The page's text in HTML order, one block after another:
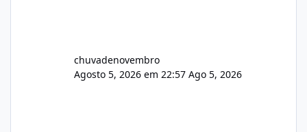
chuvadenovembro
Agosto 5, 2026 em 22:57 Ago 5, 2026